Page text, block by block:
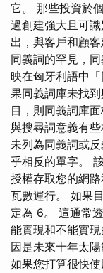
它。 那些投資於
過創建強大且可
出，與客戶和顧
同義詞的罕見，
映在匈牙利語中
果同義詞庫未找
目，則同義詞庫
與搜尋詞意義有
未列為同義詞或
乎相反的單字。
授權存取您的網
瓦數運行。 如果
定為 6。 這通常
能實現和不能實現
因是未來十年太
如果您打算很快